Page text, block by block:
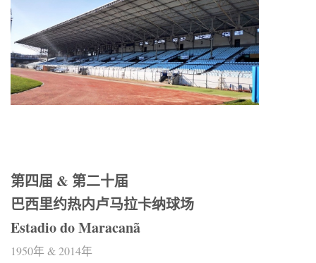
第四届 & 第二十届
巴西里约热内卢马拉卡纳球场
Estadio do Maracanã
1950年 & 2014年